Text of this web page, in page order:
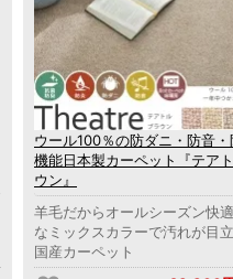
ウール100％の防ダニ・防音
機能日本製カーペット『テア
ウン』
羊毛だからオールシーズン快
なミックスカラーで汚れが目
国産カーペット